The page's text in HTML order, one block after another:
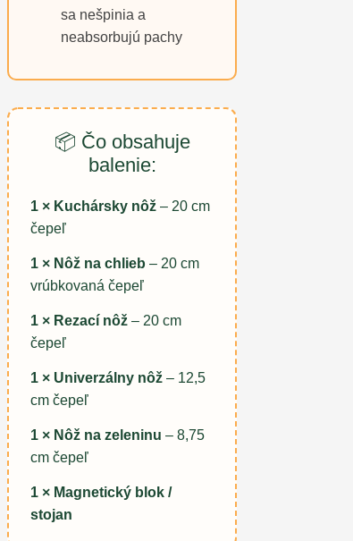
sa nešpinia a
neabsorbujú pachy
📦 Čo obsahuje
balenie:
1 × Kuchársky nôž – 20 cm
čepeľ
1 × Nôž na chlieb – 20 cm
vrúbkovaná čepeľ
1 × Rezací nôž – 20 cm
čepeľ
1 × Univerzálny nôž – 12,5
cm čepeľ
1 × Nôž na zeleninu – 8,75
cm čepeľ
1 × Magnetický blok /
stojan